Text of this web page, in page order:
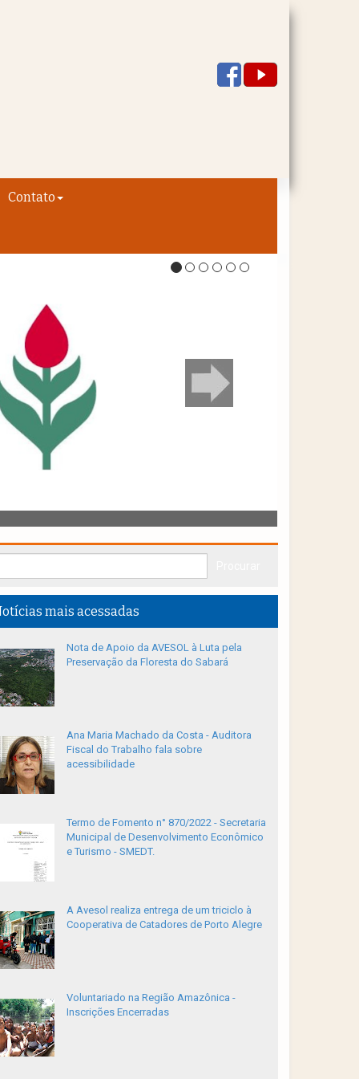
Contato
mais acessadas
Nota de Apoio da AVESOL à Luta pela
Preservação da Floresta do Sabará
Ana Maria Machado da Costa - Auditora
Fiscal do Trabalho fala sobre
acessibilidade
Termo de Fomento n° 870/2022 - Secretaria
Municipal de Desenvolvimento Econômico
e Turismo - SMEDT.
A Avesol realiza entrega de um triciclo à
Cooperativa de Catadores de Porto Alegre
Voluntariado na Região Amazônica -
Inscrições Encerradas